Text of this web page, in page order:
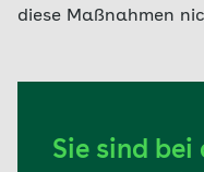
diese Maßnahmen
Sie sind bei